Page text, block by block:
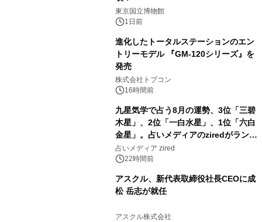
東京国立博物館
1日前
進化したトータルステーションのエン
トリーモデル 『GM-120シリーズ』を
発売
株式会社トプコン
16時間前
九星気学で占う8月の運勢、3位「三碧
木星」、2位「一白水星」、1位「六白
金星」。占いメディアのziredがランキ
ングを発表
占いメディア zired
22時間前
アスクル、新代表取締役社長CEOに成
松 岳志が就任
アスクル株式会社